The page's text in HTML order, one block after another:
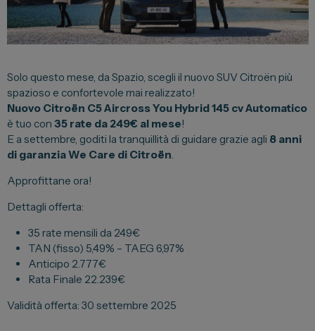
Toyota
Lexus
Dongfeng
Veicoli Commerciali
Fiat Professional
Citroen
Toyota
Servizi
Auto Usate e Km Zero
Officina
Solo questo mese, da Spazio, scegli il nuovo SUV Citroën più
spazioso e confortevole mai realizzato!
Nuovo Citroën C5 AircrossYou Hybrid 145 cv Automatico
è tuo con 35 rate da 249€ al mese!
E a settembre, goditi la tranquillità di guidare grazie agli 8 anni
di garanzia We Care di Citroën
Approfittane ora!
Dettagli offerta:
35 rate mensili da 249€
TAN (fisso) 5,49% – TAEG 6,97%
Anticipo 2.777€
Rata Finale 22.239€
Validità offerta: 30 settembre 2025